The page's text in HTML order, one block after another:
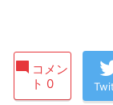
コメン
ト 0